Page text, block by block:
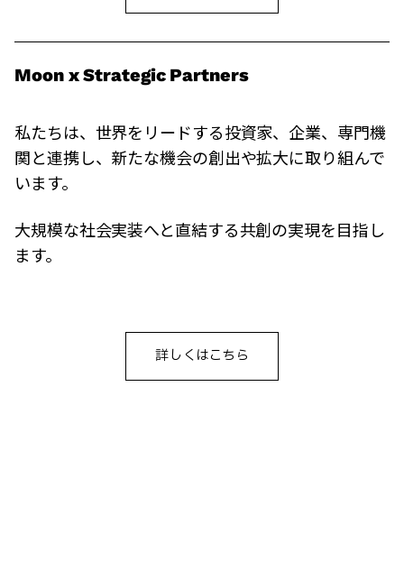
Moon x Strategic Partners
私たちは、世界をリードする投資家、企業、専門機
関と連携し、新たな機会の創出や拡大に取り組んで
います。
大規模な社会実装へと直結する共創の実現を目指し
ます。
詳しくはこちら